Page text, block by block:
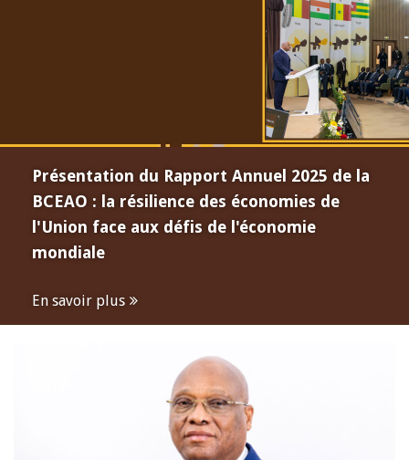
Présentation du Rapport Annuel 2025 de la
BCEAO : la résilience des économies de
l'Union face aux défis de l'économie
mondiale
En savoir plus